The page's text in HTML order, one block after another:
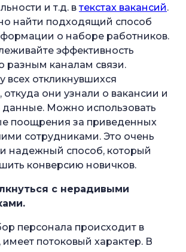
и т.д. втекстах вакансий.
найти подходящий способ
о наборе работников.
эффективность
разным каналам связи.
всех откликнувшихся
откуда они узнали о вакансии и
данные. Можно использовать
поощрения за приведенных
сотрудниками. Это очень
надежный способ, который
конверсию новичков.
с нерадивыми
персонала происходит в
потоковый характер. В